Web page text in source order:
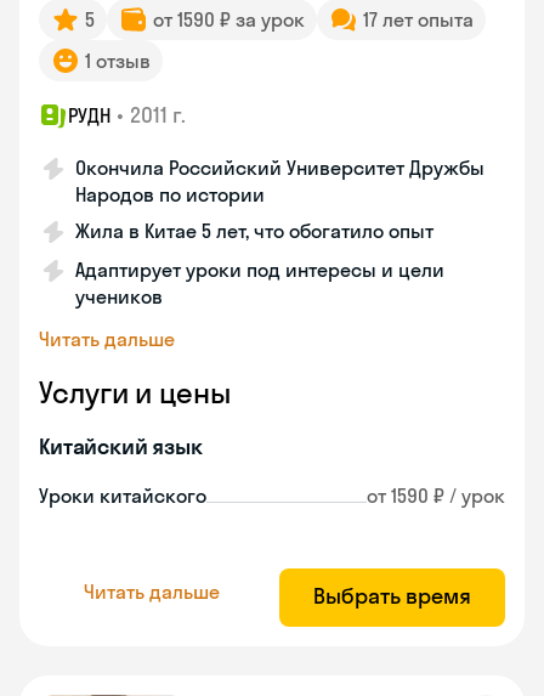
5 от 1590 ₽ за урок
17 лет опыта
1 отзыв
РУДН • 2011 г.
Окончила Российский Университет Дружбы
Народов по истории
Жила в Китае 5 лет, что обогатило опыт
Адаптирует уроки под интересы и цели
учеников
Читать дальше
Услуги и цены
Китайский язык
Уроки китайского от 1590 ₽ / урок
Читать дальше Выбрать время